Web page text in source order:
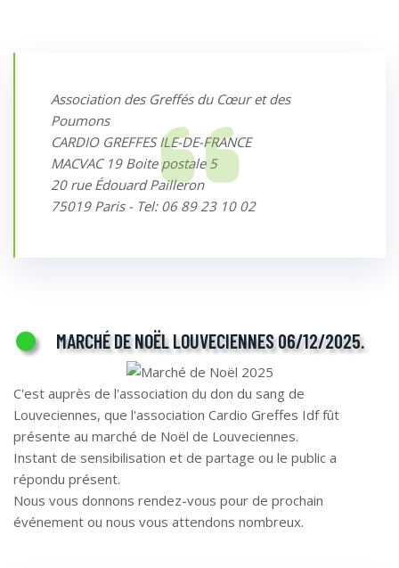
Association des Greffés du Cœur et des
Poumons
CARDIO GREFFES ILE-DE-FRANCE
MACVAC 19 Boite postale 5
20 rue Édouard Pailleron
75019 Paris - Tel: 06 89 23 10 02
MARCHÉ DE NOËL LOUVECIENNES 06/12/2025.
C'est auprès de l'association du don du sang de
Louveciennes, que l'association Cardio Greffes Idf fût
présente au marché de Noël de Louveciennes.
Instant de sensibilisation et de partage ou le public a
répondu présent.
Nous vous donnons rendez-vous pour de prochain
événement ou nous vous attendons nombreux.